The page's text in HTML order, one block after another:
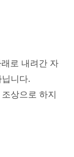
로 내려간 자
니다.
상으로 하지